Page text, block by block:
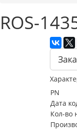
ROS-
PN
Дата
Кол-во